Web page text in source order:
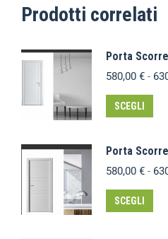
Prodotti correlati
Porta
580,00 € -
SCEGLI
Porta
580,00 € -
SCEGLI